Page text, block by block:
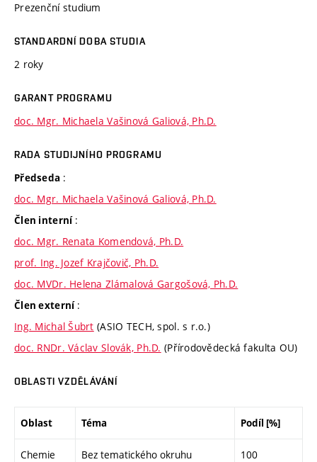
Prezenční studium
STANDARDNÍ DOBA STUDIA
2 roky
GARANT PROGRAMU
doc. Mgr. Michaela Vašinová Galiová, Ph.D.
RADA STUDIJNÍHO PROGRAMU
Předseda :
doc. Mgr. Michaela Vašinová Galiová, Ph.D.
Člen interní :
doc. Mgr. Renata Komendová, Ph.D.
prof. Ing. Jozef Krajčovič, Ph.D.
doc. MVDr. Helena Zlámalová Gargošová, Ph.D.
Člen externí :
Ing. Michal Šubrt (ASIO TECH, spol. s r.o.)
doc. RNDr. Václav Slovák, Ph.D. (Přírodovědecká fakulta OU)
OBLASTI VZDĚLÁVÁNÍ
Oblast Téma Podíl [%]
Chemie Bez tematického okruhu 100